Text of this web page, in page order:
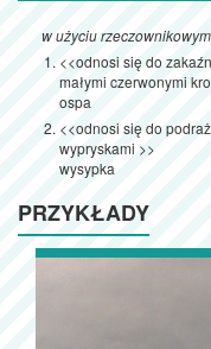
w użyciu
<<odnosi się do
małymi czerwonymi
ospa
<<odnosi się do
wypryskami >>
wysypka
PRZYKŁADY